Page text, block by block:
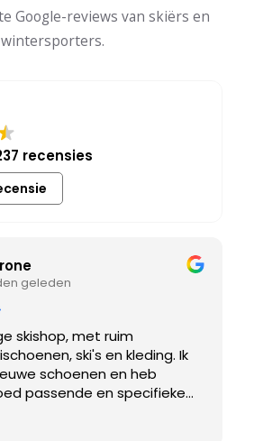
Google-reviews van skiërs en
wintersporters.
recensies
geleden
skishop, met ruim
ski's en kleding. Ik
passende en specifieke
Er werd uitgebreid de
de juiste schoen te vinden.